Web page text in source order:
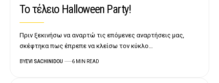
Το τέλειο Halloween Party!
Πριν ξεκινήσω να αναρτώ τις επόμενες αναρτήσεις μας,
σκέφτηκα πως έπρεπε να κλείσω τον κύκλο…
BYEVI SACHINIDOU 6 MIN READ